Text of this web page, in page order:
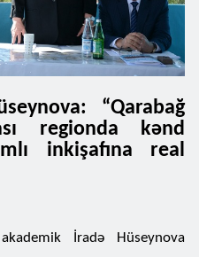
“Qarabağ
regionda kənd
inkişafına real
İradə Hüseynova